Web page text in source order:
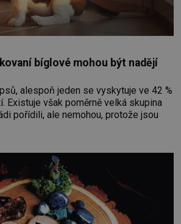
bíglové mohou být nadějí
alespoň jeden se vyskytuje ve 42 %
Existuje však poměrně velká skupina
pořídili, ale nemohou, protože jsou